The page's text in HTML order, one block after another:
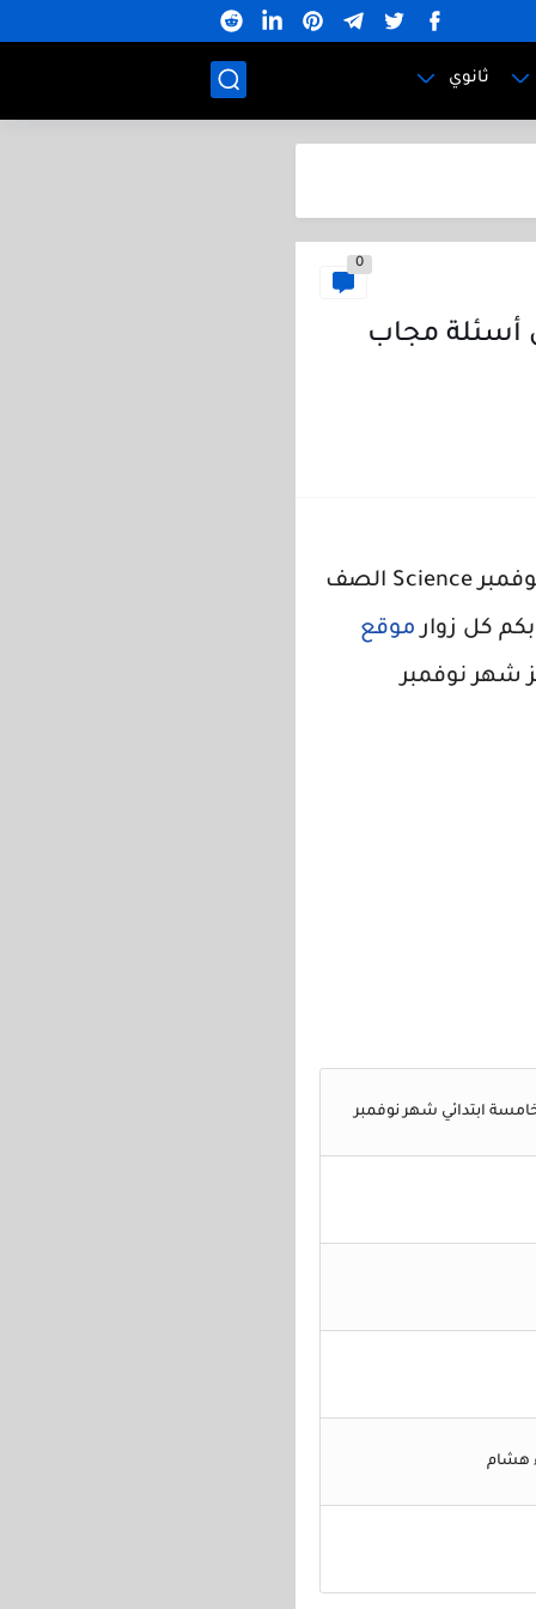
ثانوي
0
أسئلة مجاب
مراجعة المتميز ساينس شهر نوفمبر للصف الخامس ، مراجعة المتميز شهر نوفمبر Science الصف
كل زوار موقع
شهر نوفمبر
هشام